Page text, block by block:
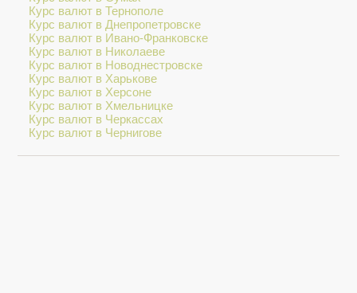
Курс валют в Тернополе
Курс валют в Днепропетровске
Курс валют в Ивано-Франковске
Курс валют в Николаеве
Курс валют в Новоднестровске
Курс валют в Харькове
Курс валют в Херсоне
Курс валют в Хмельницке
Курс валют в Черкассах
Курс валют в Чернигове